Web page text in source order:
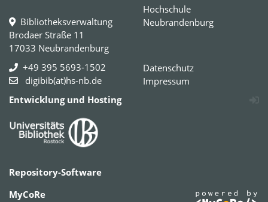
Bibliotheksverwaltung
Brodaer Straße 11
17033 Neubrandenburg
+49 395 5693-1502
digibib(at)hs-nb.de
Hochschule
Neubrandenburg
Datenschutz
Impressum
Entwicklung und Hosting
Repository-Software
MyCoRe